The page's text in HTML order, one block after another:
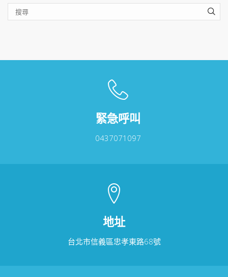
緊急呼叫
0437071097
地址
台北市信義區忠孝東路68號